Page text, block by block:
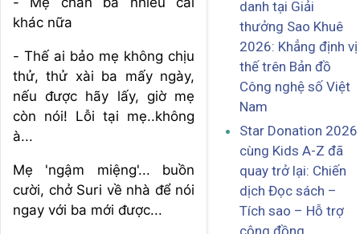
khác nữa
- Thế ai bảo mẹ không chịu
thử, thử xài ba mấy ngày,
nếu được hãy lấy, giờ mẹ
còn nói! Lỗi tại mẹ..không
à...
Mẹ 'ngậm miệng'... buồn
cười, chở Suri về nhà để nói
ngay với ba mới được...
danh tại Giải
thưởng Sao Khuê
2026: Khẳng định vị
thế trên Bản đồ
Công nghệ số Việt
Nam
Star Donation 2026
cùng Kids A-Z đã
quay trở lại: Chiến
dịch Đọc sách –
Tích sao – Hỗ trợ